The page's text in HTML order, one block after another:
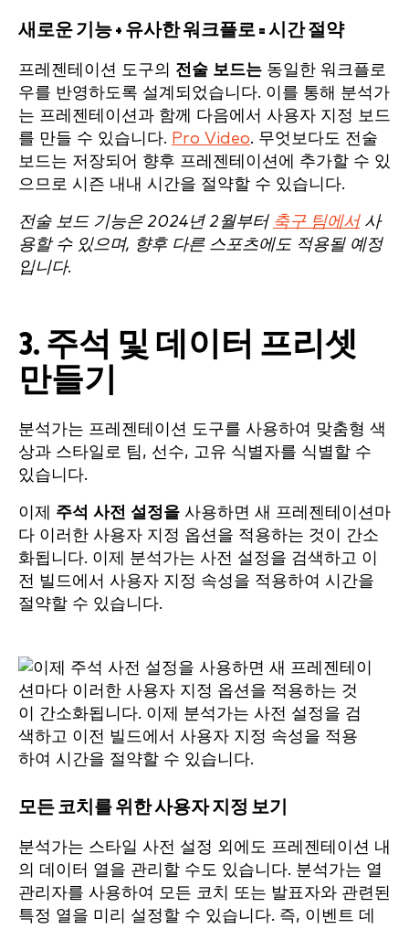
새로운 기능 + 유사한 워크플로 = 시간 절약
프레젠테이션 도구의 전술 보드는 동일한 워크플로
우를 반영하도록 설계되었습니다. 이를 통해 분석가
는 프레젠테이션과 함께 다음에서 사용자 지정 보드
를 만들 수 있습니다. Pro Video. 무엇보다도 전술
보드는 저장되어 향후 프레젠테이션에 추가할 수 있
으므로 시즌 내내 시간을 절약할 수 있습니다.
전술 보드 기능은 2024년 2월부터 축구 팀에서사
용할 수 있으며, 향후 다른 스포츠에도 적용될 예정
입니다.
3. 주석 및 데이터 프리셋
만들기
분석가는 프레젠테이션 도구를 사용하여 맞춤형 색
상과 스타일로 팀, 선수, 고유 식별자를 식별할 수
있습니다.
이제 주석 사전 설정을 사용하면 새 프레젠테이션마
다 이러한 사용자 지정 옵션을 적용하는 것이 간소
화됩니다. 이제 분석가는 사전 설정을 검색하고 이
전 빌드에서 사용자 지정 속성을 적용하여 시간을
절약할 수 있습니다.
모든 코치를 위한 사용자 지정 보기
분석가는 스타일 사전 설정 외에도 프레젠테이션 내
의 데이터 열을 관리할 수도 있습니다. 분석가는 열
관리자를 사용하여 모든 코치 또는 발표자와 관련된
특정 열을 미리 설정할 수 있습니다. 즉, 이벤트 데